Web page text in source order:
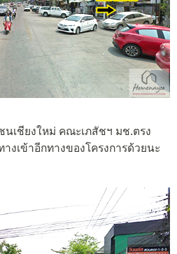
เชียงใหม่ คณะเภสัชฯ มช.ตรง
งเข้าอีกทางของโครงการด้วยนะ